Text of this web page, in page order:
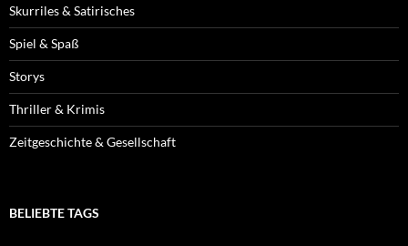
Skurriles & Satirisches
Spiel & Spaß
Storys
Thriller & Krimis
Zeitgeschichte & Gesellschaft
BELIEBTE TAGS